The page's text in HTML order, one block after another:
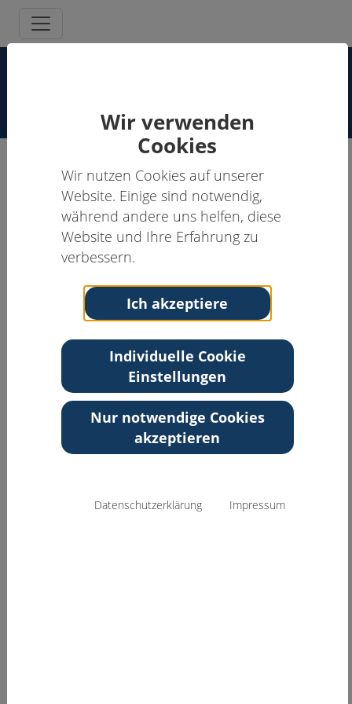
Wir verwenden
Cookies
Wir nutzen Cookies auf unserer
Website. Einige sind notwendig,
während andere uns helfen, diese
Website und Ihre Erfahrung zu
verbessern.
Ich akzeptiere
Individuelle Cookie
Einstellungen
Nur notwendige Cookies
akzeptieren
Datenschutzerklärung Impressum
Verena Heubeck, Dipl.-Psych.
(KiJU-Supervisorin)
Schmerzpsychotherapeut:in, Supervisor:in
Psychotherapie
Gräfstr.113
Tel: 01511 787 0664
Email:
verenaheubeck@hotmail.com
Weitere Informationen